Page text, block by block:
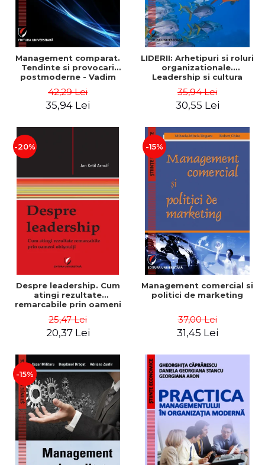
Management comparat.
Tendinte si provocari
postmoderne - Vadim
42,29 Lei
35,94 Lei
LIDERII: Arhetipuri si roluri
organizationale.
Leadership si cultura
Dumitrascu
35,94 Lei
30,55 Lei
-20%
Despre leadership. Cum
atingi rezultate
remarcabile prin oameni
25,47 Lei
20,37 Lei
-15%
Management comercial si
politici de marketing
37,00 Lei
31,45 Lei
-15%